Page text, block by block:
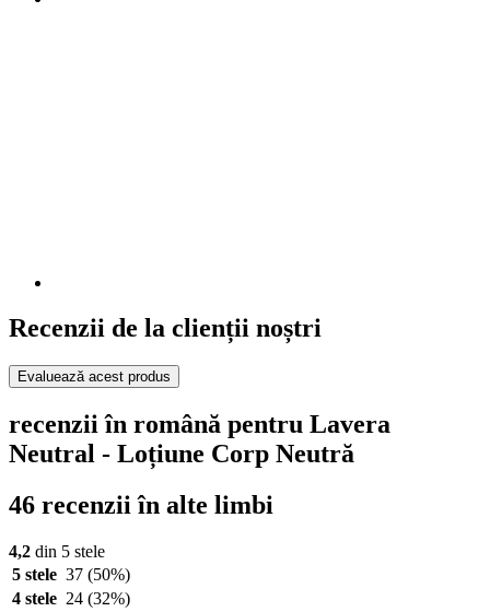
Recenzii de la clienții noștri
Evaluează acest produs
recenzii în română pentru Lavera
Neutral - Loțiune Corp Neutră
46 recenzii în alte limbi
4,2 din 5 stele
5 stele 37 (50%)
4 stele 24 (32%)